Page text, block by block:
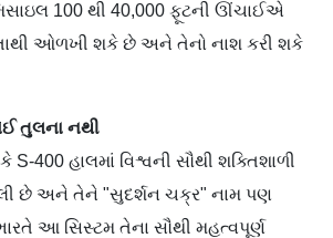
100 થી 40,000 ફૂટની ઊંચાઈએ
ઓળખી શકે છે અને તેનો નાશ કરી શકે
તુલના નથી
400 હાલમાં વિશ્વની સૌથી શક્તિશાળી
છે અને તેને "સુદર્શન ચક્ર" નામ પણ
આ સિસ્ટમ તેના સૌથી મહત્વપૂર્ણ